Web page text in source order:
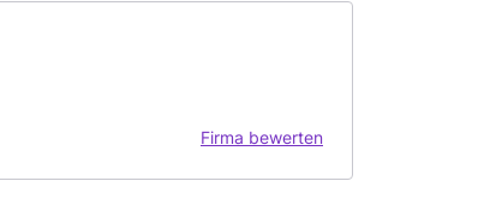
Firma bewerten